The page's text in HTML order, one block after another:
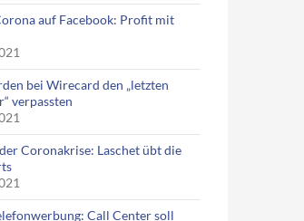
auf Facebook: Profit mit
bei Wirecard den „letzten
verpassten
Coronakrise: Laschet übt die
Call Center soll